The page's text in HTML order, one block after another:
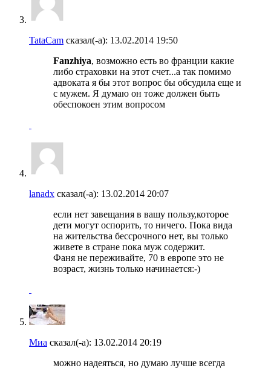
TataCam сказал(-а): 13.02.2014 19:50
Fanzhiya, возможно есть во франции какие
либо страховки на этот счет...а так помимо
адвоката я бы этот вопрос бы обсудила еще и
с мужем. Я думаю он тоже должен быть
обеспокоен этим вопросом
lanadx сказал(-а): 13.02.2014 20:07
если нет завещания в вашу пользу,которое
дети могут оспорить, то ничего. Пока вида
на жительства бессрочного нет, вы только
живете в стране пока муж содержит.
Фаня не переживайте, 70 в европе это не
возраст, жизнь только начинается:-)
Миа сказал(-а): 13.02.2014 20:19
можно надеяться, но думаю лучше всегда